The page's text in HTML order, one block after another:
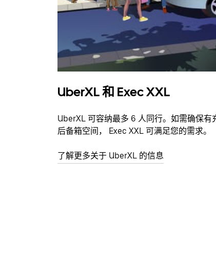
UberXL 和 Exec XXL
UberXL 可容纳最多 6 人同行。如需确保有
后备箱空间， Exec XXL 可满足您的需求。
了解更多关于 UberXL 的信息